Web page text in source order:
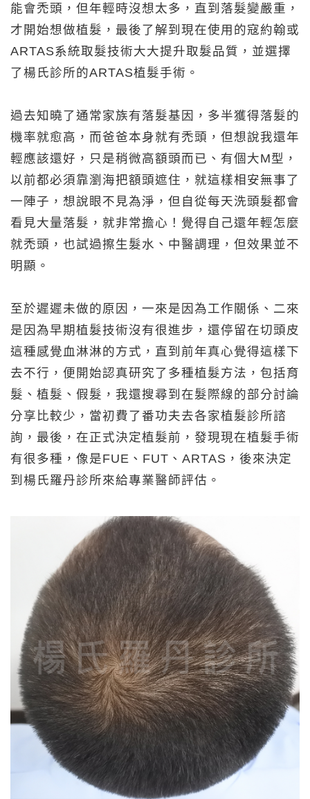
能會禿頭，但年輕時沒想太多，直到落髮變嚴重，
才開始想做植髮，最後了解到現在使用的寇約翰或
ARTAS系統取髮技術大大提升取髮品質，並選擇
了楊氏診所的ARTAS植髮手術。
過去知曉了通常家族有落髮基因，多半獲得落髮的
機率就愈高，而爸爸本身就有禿頭，但想說我還年
輕應該還好，只是稍微高額頭而已、有個大M型，
以前都必須靠瀏海把額頭遮住，就這樣相安無事了
一陣子，想說眼不見為淨，但自從每天洗頭髮都會
看見大量落髮，就非常擔心！覺得自己還年輕怎麼
就禿頭，也試過擦生髮水、中醫調理，但效果並不
明顯。
至於遲遲未做的原因，一來是因為工作關係、二來
是因為早期植髮技術沒有很進步，還停留在切頭皮
這種感覺血淋淋的方式，直到前年真心覺得這樣下
去不行，便開始認真研究了多種植髮方法，包括育
髮、植髮、假髮，我還搜尋到在髮際線的部分討論
分享比較少，當初費了番功夫去各家植髮診所諮
詢，最後，在正式決定植髮前，發現現在植髮手術
有很多種，像是FUE、FUT、ARTAS，後來決定
到楊氏羅丹診所來給專業醫師評估。